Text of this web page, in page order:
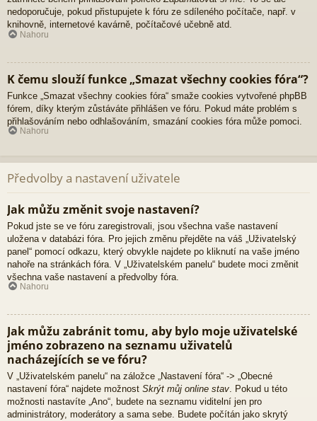
nedoporučuje, pokud přistupujete k fóru ze sdíleného počítače, např. v
knihovně, internetové kavárně, počítačové učebně atd.
Nahoru
K čemu slouží funkce „Smazat všechny cookies fóra“?
Funkce „Smazat všechny cookies fóra“ smaže cookies vytvořené phpBB
fórem, díky kterým zůstáváte přihlášen ve fóru. Pokud máte problém s
přihlašováním nebo odhlašováním, smazání cookies fóra může pomoci.
Nahoru
Předvolby a nastavení uživatele
Jak můžu změnit svoje nastavení?
Pokud jste se ve fóru zaregistrovali, jsou všechna vaše nastavení
uložena v databázi fóra. Pro jejich změnu přejděte na váš „Uživatelský
panel“ pomocí odkazu, který obvykle najdete po kliknutí na vaše jméno
nahoře na stránkách fóra. V „Uživatelském panelu“ budete moci změnit
všechna vaše nastavení a předvolby fóra.
Nahoru
Jak můžu zabránit tomu, aby bylo moje uživatelské
jméno zobrazeno na seznamu uživatelů
nacházejících se ve fóru?
V „Uživatelském panelu“ na záložce „Nastavení fóra“ -> „Obecné
nastavení fóra“ najdete možnost Skrýt můj online stav. Pokud u této
možnosti nastavíte „Ano“, budete na seznamu viditelní jen pro
administrátory, moderátory a sama sebe. Budete počítán jako skrytý